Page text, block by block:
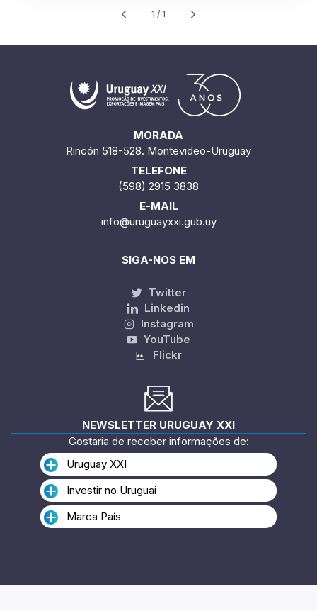
1 / 1
MORADA
Rincón 518-528. Montevideo-Uruguay
TELEFONE
(598) 2915 3838
E-MAIL
info@uruguayxxi.gub.uy
SIGA-NOS EM
Twitter
Linkedin
Instagram
YouTube
Flickr
NEWSLETTER URUGUAY XXI
Gostaria de receber informações de:
Uruguay XXI
Investir no Uruguai
Marca País